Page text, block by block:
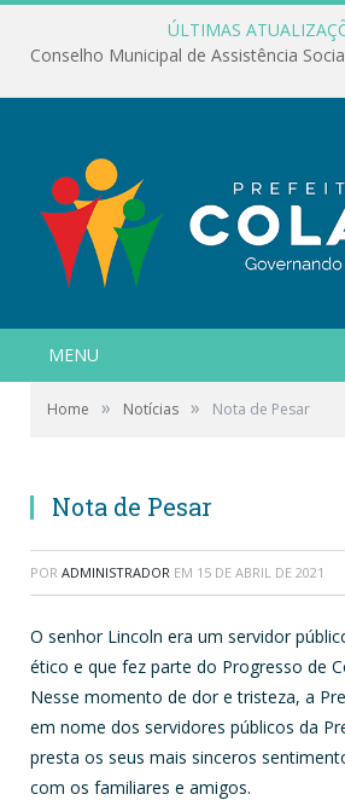
ÚLTIMAS
MENU
Home » Notícias » Nota de Pesar
Nota de Pesar
POR ADMINISTRADOR EM 15 DE ABRIL DE 2021
O senhor Lincoln era um servidor
ético e que fez parte do Progresso de
Nesse momento de dor e tristeza, a
em nome dos servidores públicos da
presta os seus mais sinceros
com os familiares e amigos.